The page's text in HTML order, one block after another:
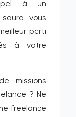
à un
vous
parti
à votre
missions
? Ne
freelance